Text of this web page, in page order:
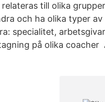
till olika
och ha olika typer
specialitet,
på olika coacher